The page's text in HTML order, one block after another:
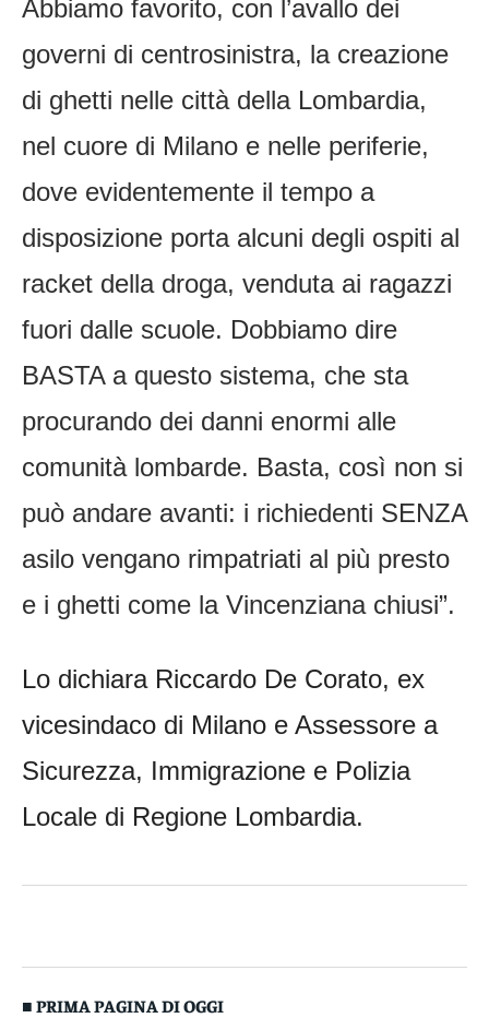
Abbiamo favorito, con l’avallo dei
governi di centrosinistra, la creazione
di ghetti nelle città della Lombardia,
nel cuore di Milano e nelle periferie,
dove evidentemente il tempo a
disposizione porta alcuni degli ospiti al
racket della droga, venduta ai ragazzi
fuori dalle scuole. Dobbiamo dire
BASTA a questo sistema, che sta
procurando dei danni enormi alle
comunità lombarde. Basta, così non si
può andare avanti: i richiedenti SENZA
asilo vengano rimpatriati al più presto
e i ghetti come la Vincenziana chiusi”.
Lo dichiara Riccardo De Corato, ex
vicesindaco di Milano e Assessore a
Sicurezza, Immigrazione e Polizia
Locale di Regione Lombardia.
■ PRIMA PAGINA DI OGGI